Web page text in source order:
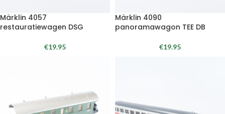
Märklin 4057
restauratiewagen DSG
€19.95
Märklin 4090
panoramawagon TEE DB
€19.95